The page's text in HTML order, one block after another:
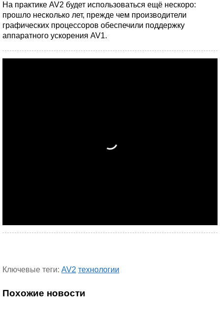
На практике AV2 будет использоваться ещё нескоро:
прошло несколько лет, прежде чем производители
графических процессоров обеспечили поддержку
аппаратного ускорения AV1.
Ключевые теги: AV2 технологии
Похожие новости